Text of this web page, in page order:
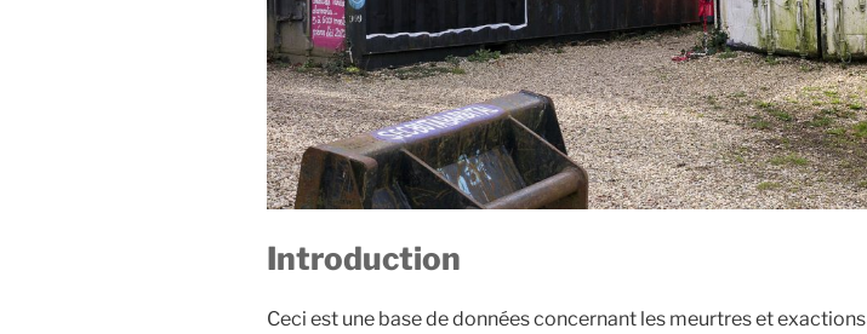
Introduction
Ceci est une base de données concernant les meurtres et exactions